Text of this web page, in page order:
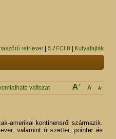
retriever S / FCI 8 Kutyafajták
változat A+ A A-
amerikai kontinensről származik.
valamint ír szetter, pointer és